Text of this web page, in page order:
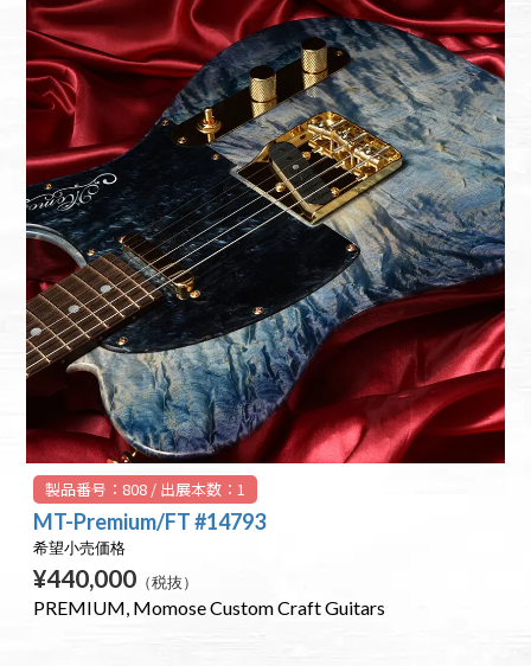
製品番号：808 / 出展本数：1
MT-Premium/FT #14793
希望小売価格
¥440,000 （税抜）
PREMIUM Momose Custom Craft Guitars